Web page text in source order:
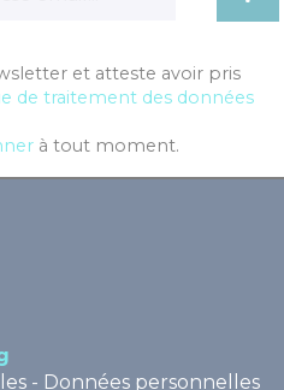
et atteste avoir pris
de traitement des données
à tout moment.
- Données personnelles